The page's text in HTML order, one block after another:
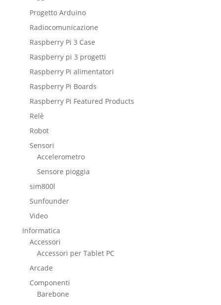
Progetto Arduino
Radiocomunicazione
Raspberry Pi 3 Case
Raspberry pi 3 progetti
Raspberry Pi alimentatori
Raspberry Pi Boards
Raspberry Pi Featured Products
Relè
Robot
Sensori
Accelerometro
Sensore pioggia
sim800l
Sunfounder
Video
Informatica
Accessori
Accessori per Tablet PC
Arcade
Componenti
Barebone